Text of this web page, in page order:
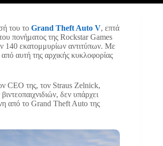
του το Grand Theft Auto V, επτά
πονήματος της Rockstar Games
140 εκατομμυρίων αντιτύπων. Με
αυτή της αρχικής κυκλοφορίας
CEO της, τον Straus Zelnick,
δεν υπάρχει
από το Grand Theft Auto της